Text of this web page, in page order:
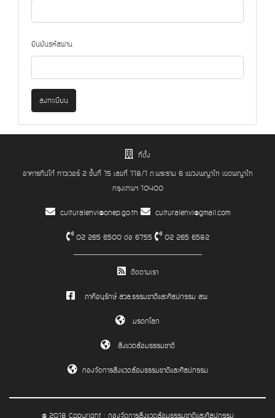
ยืนยันรหัสผ่าน
ลงทะเบียน
ที่ตั้ง
อาคารทิปโก้ ทาวเวอร์ 2 ชั้นที่ 15 เลขที่ 118/1 ถ.พระราม 6 แขวงพญาไท เขตพญาไท
กรุงเทพฯ 10400
culturalenvi@onep.go.th culturalenvi@gmail.com
02 265 6500 ต่อ 6755 02 265 6582
ติดตามเรา
ภาคีอนุรักษ์ สวล.ธรรมชาติและศิลปกรรม สผ.
มรดกโลก
สิ่งแวดล้อมธรรมชาติ
กองจัดการสิ่งแวดล้อมธรรมชาติและศิลปกรรม
@ 2018 Copyright : กองจัดการสิ่งแวดล้อมธรรมชาติและศิลปกรรม